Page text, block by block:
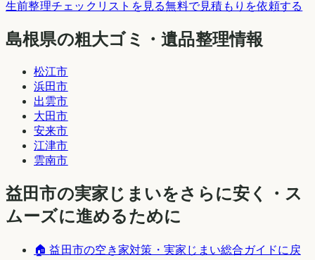
生前整理チェックリストを見る無料で見積もりを依頼する
島根県の粗大ゴミ・遺品整理情報
松江市
浜田市
出雲市
大田市
安来市
江津市
雲南市
益田市の実家じまいをさらに安く・ス
ムーズに進めるために
🏠益田市の空き家対策・実家じまい総合ガイドに戻